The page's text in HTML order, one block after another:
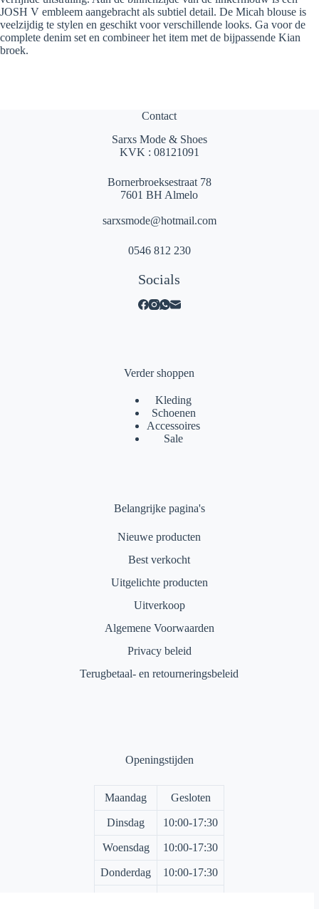
JOSH V embleem aangebracht als subtiel detail. De Micah blouse is
veelzijdig te stylen en geschikt voor verschillende looks. Ga voor de
complete denim set en combineer het item met de bijpassende Kian
broek.
Contact
Sarxs Mode & Shoes
KVK : 08121091
Bornerbroeksestraat 78
7601 BH Almelo
sarxsmode@hotmail.com
0546 812 230
Socials
Verder shoppen
Kleding
Schoenen
Accessoires
Sale
Belangrijke pagina's
Nieuwe producten
Best verkocht
Uitgelichte producten
Uitverkoop
Algemene Voorwaarden
Privacy beleid
Terugbetaal- en retourneringsbeleid
Openingstijden
Maandag Gesloten
Dinsdag 10:00-17:30
Woensdag 10:00-17:30
Donderdag 10:00-17:30